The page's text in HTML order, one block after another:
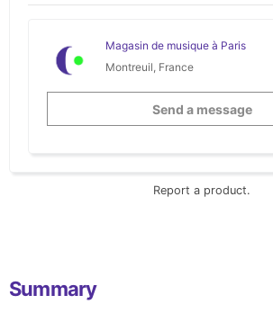
Magasin de musique à Paris
Montreuil, France
Send a message
Report a product.
Summary